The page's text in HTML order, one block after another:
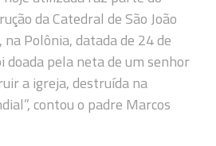
da Catedral de São João
Polônia, datada de 24 de
doada pela neta de um senhor
a igreja, destruída na
contou o padre Marcos